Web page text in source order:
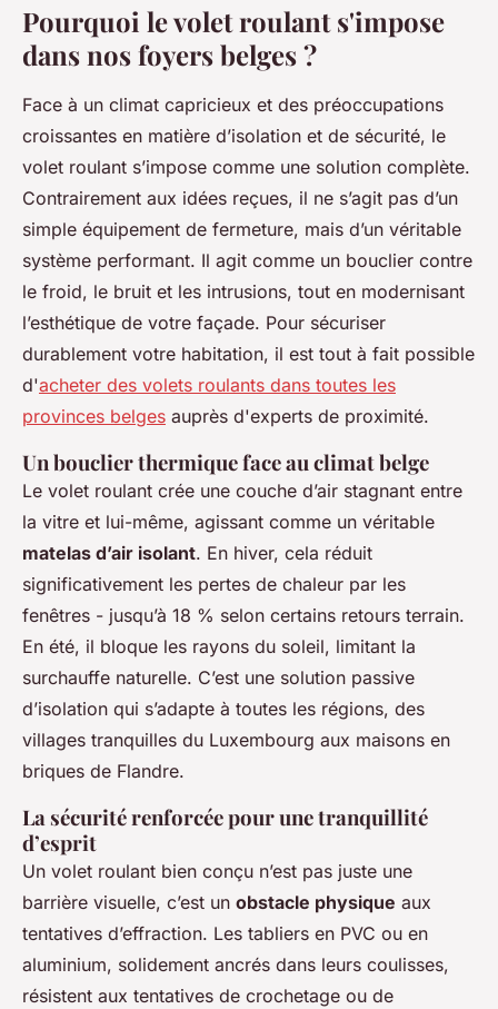
Pourquoi le volet roulant s'impose
dans nos foyers belges ?
Face à un climat capricieux et des préoccupations
croissantes en matière d’isolation et de sécurité, le
volet roulant s’impose comme une solution complète.
Contrairement aux idées reçues, il ne s’agit pas d’un
simple équipement de fermeture, mais d’un véritable
système performant. Il agit comme un bouclier contre
le froid, le bruit et les intrusions, tout en modernisant
l’esthétique de votre façade. Pour sécuriser
durablement votre habitation, il est tout à fait possible
d'acheter des volets roulants dans toutes les
provinces belges auprès d'experts de proximité.
Un bouclier thermique face au climat belge
Le volet roulant crée une couche d’air stagnant entre
la vitre et lui-même, agissant comme un véritable
matelas d’air isolant. En hiver, cela réduit
significativement les pertes de chaleur par les
fenêtres - jusqu’à 18 % selon certains retours terrain.
En été, il bloque les rayons du soleil, limitant la
surchauffe naturelle. C’est une solution passive
d’isolation qui s’adapte à toutes les régions, des
villages tranquilles du Luxembourg aux maisons en
briques de Flandre.
La sécurité renforcée pour une tranquillité
d’esprit
Un volet roulant bien conçu n’est pas juste une
barrière visuelle, c’est un obstacle physique aux
tentatives d’effraction. Les tabliers en PVC ou en
aluminium, solidement ancrés dans leurs coulisses,
résistent aux tentatives de crochetage ou de